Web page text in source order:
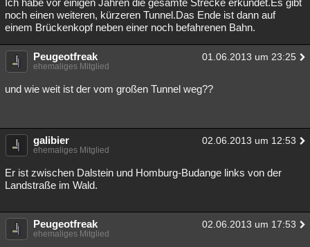
Ich habe vor einigen Jahren die gesamte Strecke erkundet.Es gibt
noch einen weiteren, kürzeren Tunnel.Das Ende ist dann auf
einem Brückenkopf neben einer noch befahrenen Bahn.
Peugeotfreak 01.06.2013 um 23:25
ehemaliges Mitglied
und wie weit ist der vom großen Tunnel weg??
galibier 02.06.2013 um 12:53
ehemaliges Mitglied
Er ist zwischen Dalstein und Homburg-Budange links von der
Landstraße im Wald.
Peugeotfreak 02.06.2013 um 17:53
ehemaliges Mitglied